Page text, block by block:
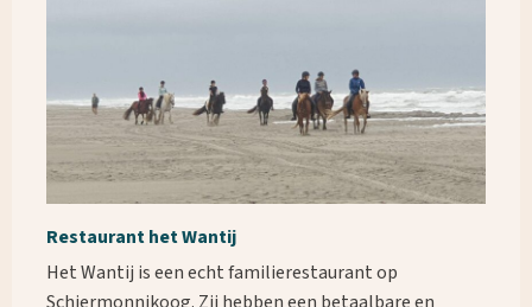
Restaurant het Wantij
Het Wantij is een echt familierestaurant op